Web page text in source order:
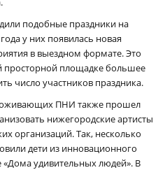
подобные праздники на
у них появилась новая
в выездном формате. Это
просторной площадке большее
число участников праздника.
ПНИ также прошел
нижегородские артисты
организаций. Так, несколько
дети из инновационного
удивительных людей». В